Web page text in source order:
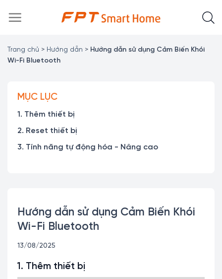
đến
Trang chủ > Hướng dẫn > Hướng dẫn sử dụng Cảm Biến Khói
Wi-Fi Bluetooth
Hướng dẫn sử dụng Cảm Biến Khói
Wi-Fi Bluetooth
13/08/2025
1. Thêm thiết bị
MỤC LỤC
1. Thêm thiết bị
2. Reset thiết bị
3. Tính năng tự động hóa - Nâng cao